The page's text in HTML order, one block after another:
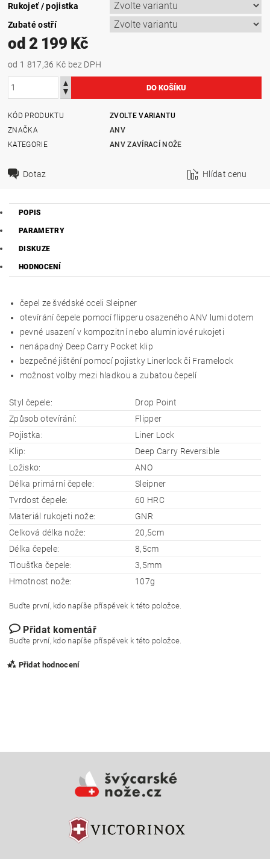
Rukojeť / pojistka
Zubaté ostří
od 2 199 Kč
od 1 817,36 Kč bez DPH
KÓD PRODUKTU
ZVOLTE VARIANTU
ZNAČKA
ANV
KATEGORIE
ANV ZAVÍRACÍ NOŽE
Dotaz Hlídat cenu
POPIS
PARAMETRY
DISKUZE
HODNOCENÍ
čepel ze švédské oceli Sleipner
otevírání čepele pomocí flipperu osazeného ANV lumi dotem
pevné usazení v kompozitní nebo aluminiové rukojeti
nenápadný Deep Carry Pocket klip
bezpečné jištění pomocí pojistky Linerlock či Framelock
možnost volby mezi hladkou a zubatou čepelí
Styl čepele:
Drop Point
Způsob otevírání:
Flipper
Pojistka:
Liner Lock
Klip:
Deep Carry Reversible
Ložisko:
ANO
Délka primární čepele:
Sleipner
Tvrdost čepele:
60 HRC
Materiál rukojeti nože:
GNR
Celková délka nože:
20,5cm
Délka čepele:
8,5cm
Tloušťka čepele:
3,5mm
Hmotnost nože:
107g
Buďte první, kdo napíše příspěvek k této položce.
Přidat komentář
Buďte první, kdo napíše příspěvek k této položce.
Přidat hodnocení